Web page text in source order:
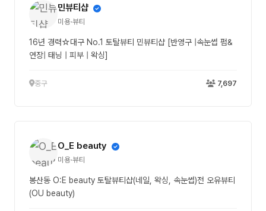
민뷰티샵
미용·뷰티
16년 경력☆대구 No.1 토탈뷰티 민뷰티샵 [반영구 |속눈썹 펌&
연장| 태닝 | 피부 | 왁싱]
중구 7,697
O_E beauty
미용·뷰티
봉산동 O:E beauty 토탈뷰티샵(네일, 왁싱, 속눈썹)전 오유뷰티
(OU beauty)